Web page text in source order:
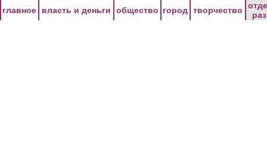
главное власть и деньги общество город творчество